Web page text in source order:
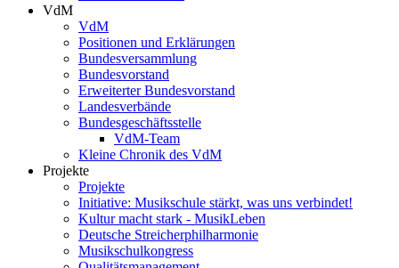
VdM
VdM
Positionen und Erklärungen
Bundesversammlung
Bundesvorstand
Erweiterter Bundesvorstand
Landesverbände
Bundesgeschäftsstelle
VdM-Team
Kleine Chronik des VdM
Projekte
Projekte
Initiative: Musikschule stärkt, was uns verbindet!
Kultur macht stark - MusikLeben
Deutsche Streicherphilharmonie
Musikschulkongress